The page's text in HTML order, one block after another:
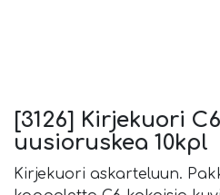
[3126] Kirjekuori
uusioruskea 10kpl
Kirjekuori askarteluun.